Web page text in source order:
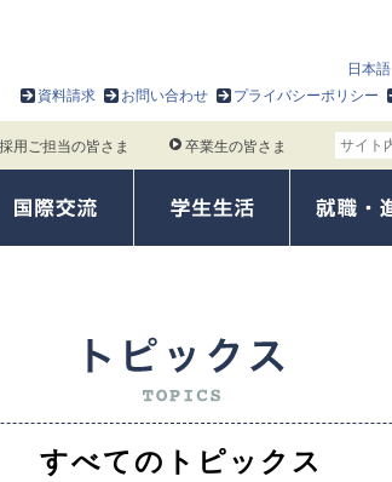
日本語
資料請求
お問い合わせ プライバシーポリシー
採用ご担当の皆さま 卒業生の皆さま
すべてのトピックス